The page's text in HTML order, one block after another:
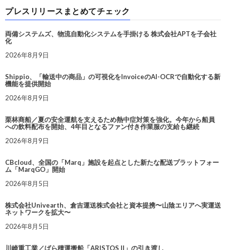
プレスリリースまとめてチェック
両備システムズ、物流自動化システムを手掛ける 株式会社APTを子会社
化
2026年8月9日
Shippio、「輸送中の商品」の可視化をInvoiceのAI-OCRで自動化する新
機能を提供開始
2026年8月9日
栗林商船／夏の安全運航を支えるため熱中症対策を強化。今年から船員
への飲料配布を開始、4年目となるファン付き作業服の支給も継続
2026年8月9日
CBcloud、全国の「Marq」施設を起点とした新たな配送プラットフォー
ム「MarqGO」開始
2026年8月5日
株式会社Univearth、倉吉運送株式会社と資本提携〜山陰エリアへ実運送
ネットワークを拡大〜
2026年8月5日
川崎重工業／ばら積運搬船「ARISTOS II」の引き渡し